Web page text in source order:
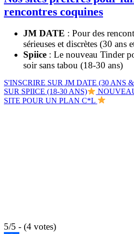
rencontres coquines
JM DATE : Pour des
sérieuses et discrètes (30 ans
Spiice : Le nouveau Tinder
soir sans tabou (18-30 ans)
S'INSCRIRE SUR JM DATE (30 ANS
SUR SPIICE (18-30 ANS)
SITE POUR UN PLAN C*L
5/5 - (4 votes)